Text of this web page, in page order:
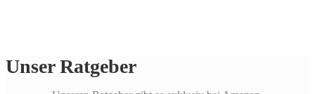
Unser Ratgeber